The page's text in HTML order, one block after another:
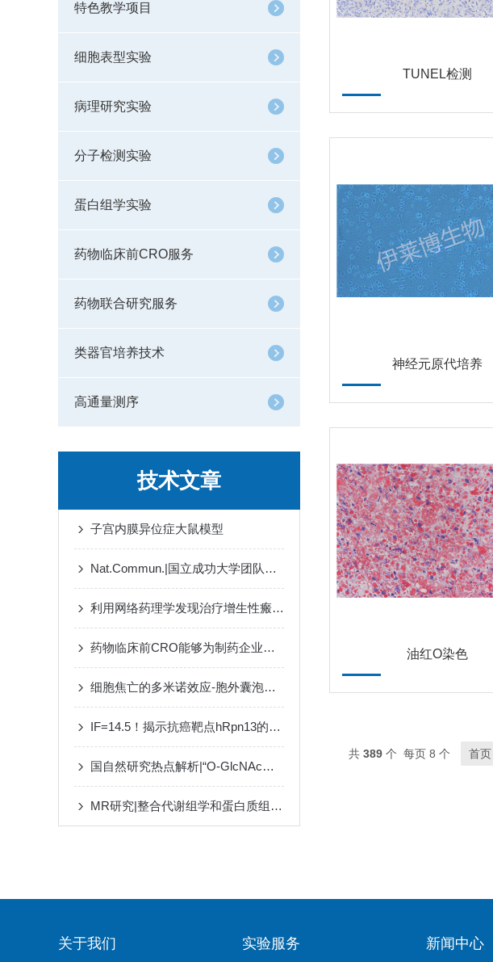
特色教学项目
细胞表型实验
病理研究实验
分子检测实验
蛋白组学实验
药物临床前CRO服务
药物联合研究服务
类器官培养技术
高通量测序
技术文章
子宫内膜异位症大鼠模型
Nat.Commun.|国立成功大学团队揭示糖基化缺陷的IL-6调控肺癌进展及耐药的新机制
利用网络药理学发现治疗增生性瘢痕的潜在药物
药物临床前CRO能够为制药企业提供高质量研究服务
细胞焦亡的多米诺效应-胞外囊泡传播新途径
IF=14.5！揭示抗癌靶点hRpn13的转录组与蛋白组调控机制
国自然研究热点解析|“O-GlcNAc糖基化修饰”：拿基金发paper都靠它！
MR研究|整合代谢组学和蛋白质组学以确定心力衰竭和心房颤动的新型药物靶点
TUNEL检测
神经元原代培养
油红O染色
共 389 个 每页 8 个 首页
关于我们 实验服务 新闻中心